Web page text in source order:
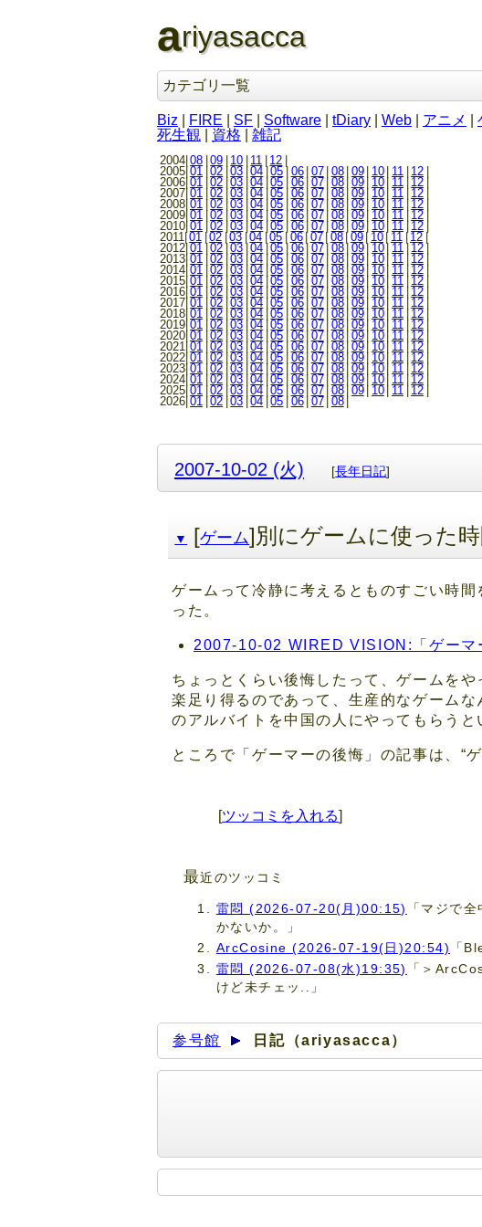
ariyasacca
カテゴリ一覧
Biz FIRE SF Software tDiary Web アニメ
死生観
資格 雑記
2004| 08 09 10 11 12
2005|01 |02 |03 |04 | 05 | 06 07 08 09 10 11 12
2006|01 |02 |03 |04 |05 | 06 | 07 | 08 | 09 | 10 | 11 | 12 |
2007|01 |02 |03 |04 |05 | 06 | 07 | 08 | 09 | 10 | 11 | 12 |
2008|01 |02 |03 |04 |05 | 06 | 07 | 08 | 09 | 10 | 11 | 12 |
2009|01 |02 |03 |04 |05 | 06 | 07 | 08 | 09 | 10 | 11 | 12 |
2010|01 |02 |03 |04 |05 | 06 | 07 | 08 | 09 | 10 | 11 | 12 |
2011|01 |02 |03 |04 |05 |06 |07 |08 |09 | 10 | 11 | 12 |
2012| 01 | 02 | 03 | 04 | 05 | 06| 07| 08| 09| 10| 11 | 12 |
2013|01 |02 |03 |04 |05 | 06 | 07 | 08 | 09 | 10 | 11 | 12 |
2014|01 |02 |03 |04 |05 | 06 | 07 | 08 | 09 | 10 | 11 | 12 |
2015|01 |02 |03 |04 |05 | 06 | 07 | 08 | 09 | 10 | 11 | 12 |
2016|01 |02 |03 |04 |05 | 06 | 07 | 08 | 09 | 10 | 11 | 12 |
2017|01 |02 |03 |04 |05 | 06 | 07 | 08 | 09 | 10 | 11 | 12 |
2018|01 |02 |03 |04 |05 | 06 | 07 | 08 | 09 | 10 | 11 | 12 |
2019|01 |02 |03 |04 |05 | 06 | 07 | 08 | 09 | 10 | 11 | 12 |
2020|01 |02 |03 |04 |05 | 06 | 07 | 08 | 09 | 10 | 11 | 12 |
2021|01 |02 |03 |04 |05 | 06 | 07 | 08 | 09 | 10 | 11 | 12 |
2022|01 |02 |03 |04 |05 | 06 | 07 | 08 | 09 | 10 | 11 | 12 |
2023|01 |02 |03 |04 |05 | 06 | 07 | 08 | 09 | 10 | 11 | 12 |
2024|01 |02 |03 |04 |05 | 06 | 07 | 08 | 09 | 10 | 11 | 12 |
2025|01 |02 |03 |04 |05 | 06 | 07 | 08 | 09 | 10 | 11 | 12 |
2026|01 |02 |03 |04 |05 | 06 | 07 | 08 |
2007-10-02 (火) [長年日記]
▼ [ゲーム]別にゲームに使った
ゲームって冷静に考えるとものすごい時
った。
2007-10-02 WIRED VISION:「ゲーマ
ちょっとくらい後悔したって、ゲームを
楽足り得るのであって、生産的なゲーム
のアルバイトを中国の人にやってもらうと
ところで「ゲーマーの後悔」の記事は、“
[ツッコミを入れる]
最近のツッコミ
雷悶 (2026-07-20(月)00:15)
「マジで
かないか。」
ArcCosine (2026-07-19(日)20:54)
「
雷悶 (2026-07-08(水)19:35)
「＞
けど未チェッ..」
参号館 日記（ariyasacca）